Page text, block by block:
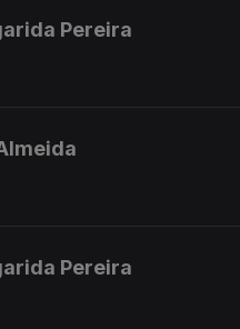
Pereira
Pereira